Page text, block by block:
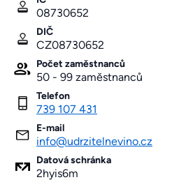
08730652
DIČ
CZ08730652
Počet zaměstnanců
50 - 99 zaměstnanců
Telefon
739 107 431
E-mail
info@udrzitelnevino.cz
Datová schránka
2hyis6m